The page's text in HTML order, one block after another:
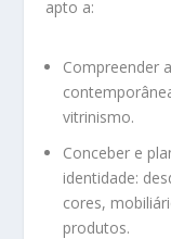
apto a:
Compreender
vitrinismo.
Conceber e
identidade:
cores,
produtos.